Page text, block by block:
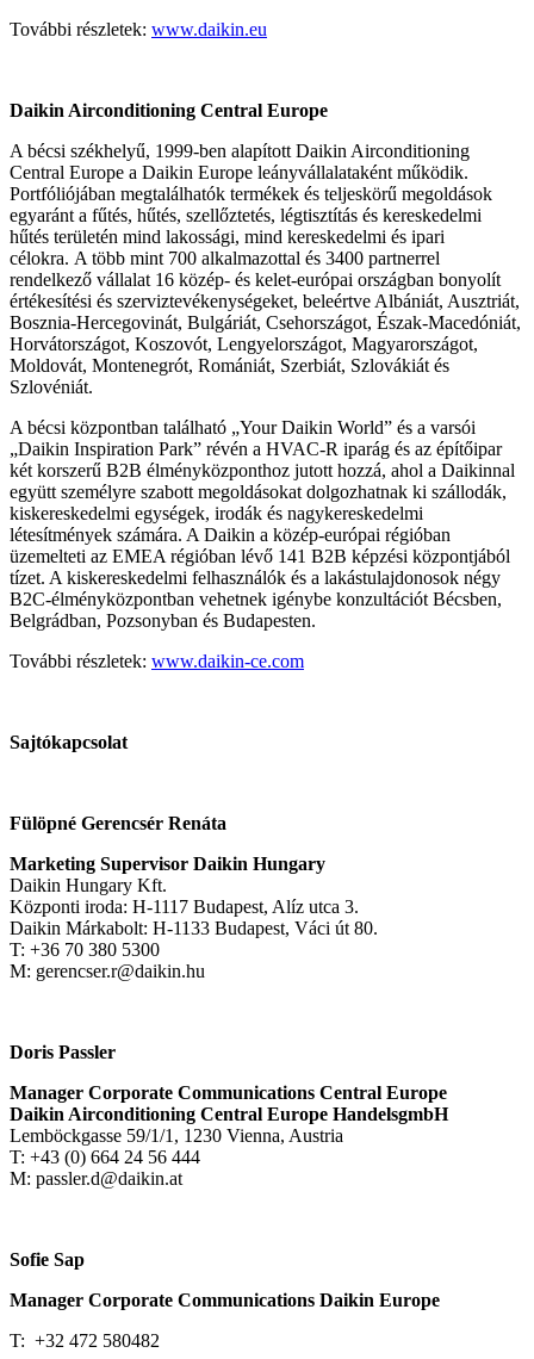
További részletek: www.daikin.eu
Daikin Airconditioning Central Europe
A bécsi székhelyű, 1999-ben alapított Daikin Airconditioning
Central Europe a Daikin Europe leányvállalataként működik.
Portfóliójában megtalálhatók termékek és teljeskörű megoldások
egyaránt a fűtés, hűtés, szellőztetés, légtisztítás és kereskedelmi
hűtés területén mind lakossági, mind kereskedelmi és ipari
célokra. A több mint 700 alkalmazottal és 3400 partnerrel
rendelkező vállalat 16 közép- és kelet-európai országban bonyolít
értékesítési és szerviztevékenységeket, beleértve Albániát, Ausztriát,
Bosznia-Hercegovinát, Bulgáriát, Csehországot, Észak-Macedóniát,
Horvátországot, Koszovót, Lengyelországot, Magyarországot,
Moldovát, Montenegrót, Romániát, Szerbiát, Szlovákiát és
Szlovéniát.
A bécsi központban található „Your Daikin World” és a varsói
„Daikin Inspiration Park” révén a HVAC-R iparág és az építőipar
két korszerű B2B élményközponthoz jutott hozzá, ahol a Daikinnal
együtt személyre szabott megoldásokat dolgozhatnak ki szállodák,
kiskereskedelmi egységek, irodák és nagykereskedelmi
létesítmények számára. A Daikin a közép-európai régióban
üzemelteti az EMEA régióban lévő 141 B2B képzési központjából
tízet. A kiskereskedelmi felhasználók és a lakástulajdonosok négy
B2C-élményközpontban vehetnek igénybe konzultációt Bécsben,
Belgrádban, Pozsonyban és Budapesten.
További részletek: www.daikin-ce.com
Sajtókapcsolat
Fülöpné Gerencsér Renáta
Marketing Supervisor Daikin Hungary
Daikin Hungary Kft.
Központi iroda: H-1117 Budapest, Alíz utca 3.
Daikin Márkabolt: H-1133 Budapest, Váci út 80.
T: +36 70 380 5300
M: gerencser.r@daikin.hu
Doris Passler
Manager Corporate Communications Central Europe
Daikin Airconditioning Central Europe HandelsgmbH
Lemböckgasse 59/1/1, 1230 Vienna, Austria
T: +43 (0) 664 24 56 444
M: passler.d@daikin.at
Sofie Sap
Manager Corporate Communications Daikin Europe
T: +32 472 580482